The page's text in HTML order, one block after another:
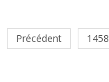
Précédent 1458